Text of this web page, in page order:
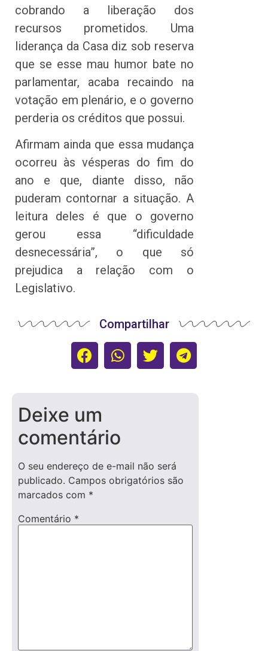
cobrando a liberação dos
recursos prometidos. Uma
liderança da Casa diz sob reserva
que se esse mau humor bate no
parlamentar, acaba recaindo na
votação em plenário, e o governo
perderia os créditos que possui.
Afirmam ainda que essa mudança
ocorreu às vésperas do fim do
ano e que, diante disso, não
puderam contornar a situação. A
leitura deles é que o governo
gerou essa “dificuldade
desnecessária”, o que só
prejudica a relação com o
Legislativo.
Compartilhar
Deixe um
comentário
O seu endereço de e-mail não será
publicado. Campos obrigatórios são
marcados com *
Comentário *